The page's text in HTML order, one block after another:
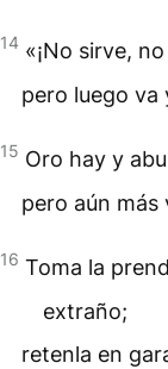
14 «¡No sirve,
pero luego va
15 Oro hay y
pero aún más
16 Toma la
extraño;
retenla en